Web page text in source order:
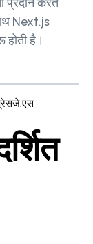
Next.js
है।